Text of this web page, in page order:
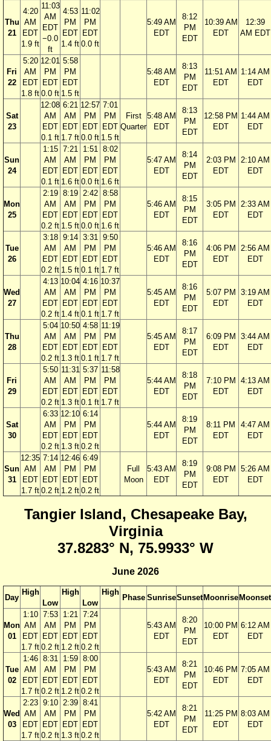
Thu
21
4:20
AM
EDT
1.9 ft
11:03
AM
EDT
−0.0
ft
4:53
PM
EDT
1.4 ft
11:02
PM
EDT
0.0 ft
5:49 AM
EDT
8:12
PM
EDT
10:39 AM
EDT
12:39
AM EDT
Fri
22
5:20
AM
EDT
1.8 ft
12:01
PM
EDT
0.0 ft
5:58
PM
EDT
1.5 ft
5:48 AM
EDT
8:13
PM
EDT
11:51 AM
EDT
1:14 AM
EDT
Sat
23
12:08
AM
EDT
0.1 ft
6:21
AM
EDT
1.7 ft
12:57
PM
EDT
0.0 ft
7:01
PM
EDT
1.5 ft
First
Quarter
5:48 AM
EDT
8:13
PM
EDT
12:58 PM
EDT
1:44 AM
EDT
Sun
24
1:15
AM
EDT
0.1 ft
7:21
AM
EDT
1.6 ft
1:51
PM
EDT
0.0 ft
8:02
PM
EDT
1.6 ft
5:47 AM
EDT
8:14
PM
EDT
2:03 PM
EDT
2:10 AM
EDT
Mon
25
2:19
AM
EDT
0.2 ft
8:19
AM
EDT
1.5 ft
2:42
PM
EDT
0.0 ft
8:58
PM
EDT
1.6 ft
5:46 AM
EDT
8:15
PM
EDT
3:05 PM
EDT
2:33 AM
EDT
Tue
26
3:18
AM
EDT
0.2 ft
9:14
AM
EDT
1.5 ft
3:31
PM
EDT
0.1 ft
9:50
PM
EDT
1.7 ft
5:46 AM
EDT
8:16
PM
EDT
4:06 PM
EDT
2:56 AM
EDT
Wed
27
4:13
AM
EDT
0.2 ft
10:04
AM
EDT
1.4 ft
4:16
PM
EDT
0.1 ft
10:37
PM
EDT
1.7 ft
5:45 AM
EDT
8:16
PM
EDT
5:07 PM
EDT
3:19 AM
EDT
Thu
28
5:04
AM
EDT
0.2 ft
10:50
AM
EDT
1.3 ft
4:58
PM
EDT
0.1 ft
11:19
PM
EDT
1.7 ft
5:45 AM
EDT
8:17
PM
EDT
6:09 PM
EDT
3:44 AM
EDT
Fri
29
5:50
AM
EDT
0.2 ft
11:31
AM
EDT
1.3 ft
5:37
PM
EDT
0.1 ft
11:58
PM
EDT
1.7 ft
5:44 AM
EDT
8:18
PM
EDT
7:10 PM
EDT
4:13 AM
EDT
Sat
30
6:33
AM
EDT
0.2 ft
12:10
PM
EDT
1.3 ft
6:14
PM
EDT
0.2 ft
5:44 AM
EDT
8:19
PM
EDT
8:11 PM
EDT
4:47 AM
EDT
Sun
31
12:35
AM
EDT
1.7 ft
7:14
AM
EDT
0.2 ft
12:46
PM
EDT
1.2 ft
6:49
PM
EDT
0.2 ft
Full
Moon
5:43 AM
EDT
8:19
PM
EDT
9:08 PM
EDT
5:26 AM
EDT
Tangier Island, Chesapeake Bay,
Virginia
37.8283° N, 75.9933° W
June 2026
Day
High
Low
High
Low
High
Phase SunriseSunsetMoonriseMoonset
Mon
01
1:10
AM
EDT
1.7 ft
7:53
AM
EDT
0.2 ft
1:21
PM
EDT
1.2 ft
7:24
PM
EDT
0.2 ft
5:43 AM
EDT
8:20
PM
EDT
10:00 PM
EDT
6:12 AM
EDT
Tue
02
1:46
AM
EDT
1.7 ft
8:31
AM
EDT
0.2 ft
1:59
PM
EDT
1.2 ft
8:00
PM
EDT
0.2 ft
5:43 AM
EDT
8:21
PM
EDT
10:46 PM
EDT
7:05 AM
EDT
Wed
03
2:23
AM
EDT
1.7 ft
9:10
AM
EDT
0.2 ft
2:39
PM
EDT
1.3 ft
8:41
PM
EDT
0.2 ft
5:42 AM
EDT
8:21
PM
EDT
11:25 PM
EDT
8:03 AM
EDT